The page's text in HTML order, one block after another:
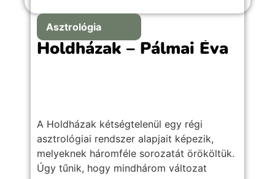
Asztrológia
Holdházak – Pálmai Éva
A Holdházak kétségtelenül egy régi
asztrológiai rendszer alapjait képezik,
melyeknek háromféle sorozatát örököltük.
Úgy tűnik, hogy mindhárom változat